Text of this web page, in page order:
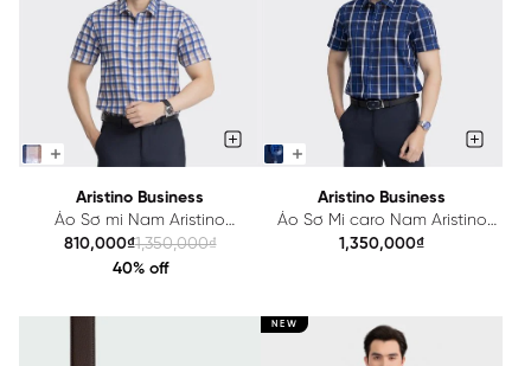
Aristino Business
Áo Sơ mi Nam Aristino
Business 1SS003AZ
810,000₫1,350,000₫
40% off
Aristino Business
Áo Sơ Mi caro Nam Aristino
Business 1SS034AZ
1,350,000₫
NEW